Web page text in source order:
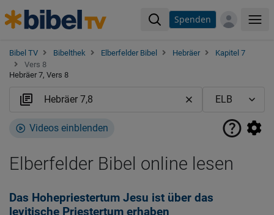
Spenden
Bibel TV Bibelthek Elberfelder Bibel Hebräer
Kapitel 7
Vers 8
Hebräer 7, Vers 8
Videos einblenden
Elberfelder Bibel online lesen
Das Hohepriestertum Jesu ist über das
levitische Priestertum erhaben